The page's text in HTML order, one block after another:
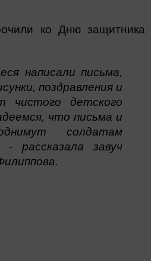
ко Дню защитника
написали письма,
поздравления и
чистого детского
что письма и
солдатам
- рассказала завуч